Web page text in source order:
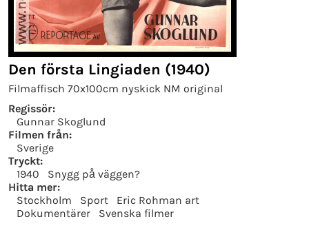
Den första Lingiaden (1940)
Filmaffisch 70x100cm nyskick NM original
Regissör:
Gunnar Skoglund
Filmen från:
Sverige
Tryckt:
1940
Snygg på väggen?
Hitta mer:
Stockholm
Sport
Eric Rohman art
Dokumentärer
Svenska filmer